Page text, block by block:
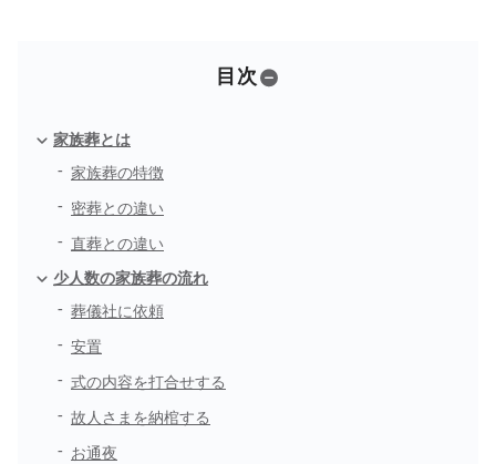
目次
家族葬とは
家族葬の特徴
密葬との違い
直葬との違い
少人数の家族葬の流れ
葬儀社に依頼
安置
式の内容を打合せする
故人さまを納棺する
お通夜